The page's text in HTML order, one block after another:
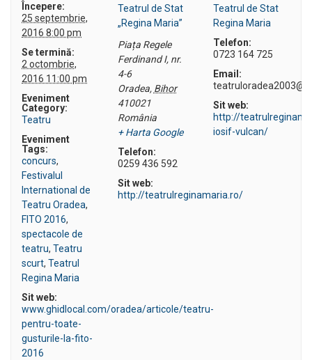
Începere:
25 septembrie,
2016 8:00 pm
Se termină:
2 octombrie,
2016 11:00 pm
Eveniment
Category:
Teatru
Eveniment
Tags:
concurs,
Festivalul
International de
Teatru Oradea,
FITO 2016,
spectacole de
teatru, Teatru
scurt, Teatrul
Regina Maria
Sit web:
www.ghidlocal.com/oradea/articole/teatru-
pentru-toate-
gusturile-la-fito-
2016
Teatrul de Stat
„Regina Maria”
Piața Regele
Ferdinand I, nr.
4-6
Oradea, Bihor
410021
România
+ Harta Google
Telefon:
0259 436 592
Sit web:
http://teatrulreginamaria.ro/
Teatrul de Stat
Regina Maria
Telefon:
0723 164 725
Email:
Sit web:
http://
iosif-vulcan/